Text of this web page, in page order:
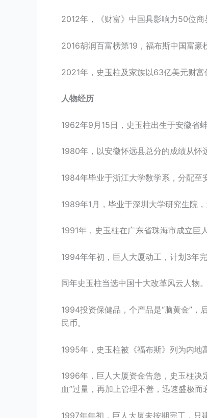
2012年，《财富》中国具影响力50位商
2016胡润百富榜第19，福布斯中国富豪
2021年，史玉柱及家族以63亿美元财富
人物经历
1962年9月15日，史玉柱出生于安徽省
1980年，以安徽怀远县总分的成绩从怀
1984年毕业于浙江大学数学系，分配至
1989年1月，毕业于深圳大学研究生院
1991年，史玉柱在广东省珠海市成立巨
1994年年初，巨人大厦动工，计划3年完
同年史玉柱当选中国十大改革风云人物。
1994投资保健品，个产品是“脑黄金”，
民币。
1995年，史玉柱被《福布斯》列为内地
1996年，巨人大厦资金告急，史玉柱决
血”过量，再加上管理不善，迅速盛极而
1997年年初，巨人大厦未按期完工，